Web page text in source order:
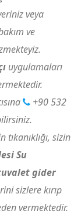
veya
ve
uygulamaları
+90 532
sizin
Su
gider
sizlere kırıp
vermektedir.